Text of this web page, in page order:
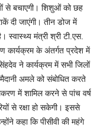
से बचाएगी। शिशुओं को छह
दी जाएंगी। तीन डोज में
स्वास्थ्य मंत्री श्री टी.एस.
कार्यक्रम के अंतर्गत प्रदेश में
ने कार्यक्रम में सभी जिलों
अमले को संबोधित करते
में शामिल करने से पांच वर्ष
से रक्षा हो सकेगी। इससे
कहा कि पीसीवी की महंगे